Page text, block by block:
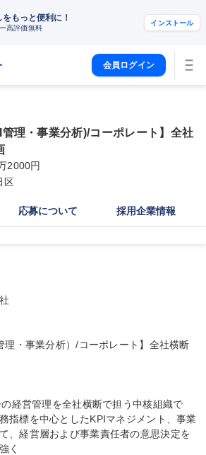
もっと便利に！
高評価無料
インストール
会員ログイン
管理・事業分析)/コーポレート】全社
2000円
区
応募について 採用企業情報
理・事業分析）/コーポレート】全社横断
経営管理を全社横断で担う中核組織で
指標を中心としたKPIマネジメント、事業
、経営層および事業責任者の意思決定を
く